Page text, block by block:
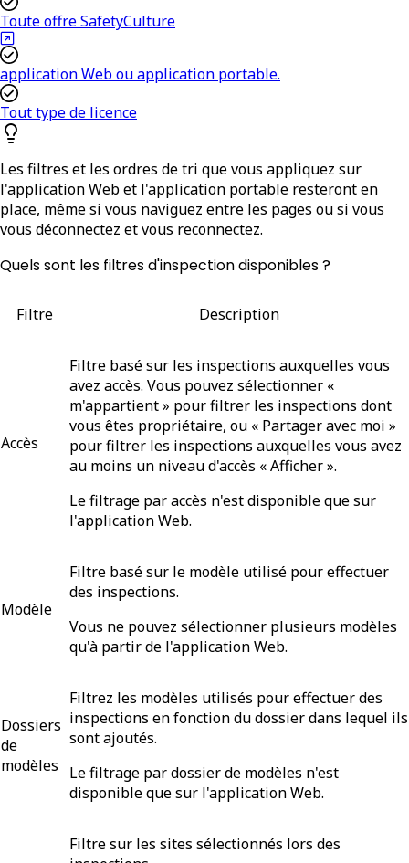
Toute offre SafetyCulture
application Web ou application portable.
Tout type de licence
Les filtres et les ordres de tri que vous appliquez sur
l'application Web et l'application portable resteront en
place, même si vous naviguez entre les pages ou si vous
vous déconnectez et vous reconnectez.
Quels sont les filtres d'inspection disponibles ?
Filtre Description
Accès
Filtre basé sur les inspections auxquelles vous
avez accès. Vous pouvez sélectionner «
m'appartient » pour filtrer les inspections dont
vous êtes propriétaire, ou « Partager avec moi »
pour filtrer les inspections auxquelles vous avez
au moins un niveau d'accès « Afficher ».
Le filtrage par accès n'est disponible que sur
l'application Web.
Modèle
Filtre basé sur le modèle utilisé pour effectuer
des inspections.
Vous ne pouvez sélectionner plusieurs modèles
qu'à partir de l'application Web.
Dossiers
de
modèles
Filtrez les modèles utilisés pour effectuer des
inspections en fonction du dossier dans lequel ils
sont ajoutés.
Le filtrage par dossier de modèles n'est
disponible que sur l'application Web.
Filtre sur les sites sélectionnés lors des